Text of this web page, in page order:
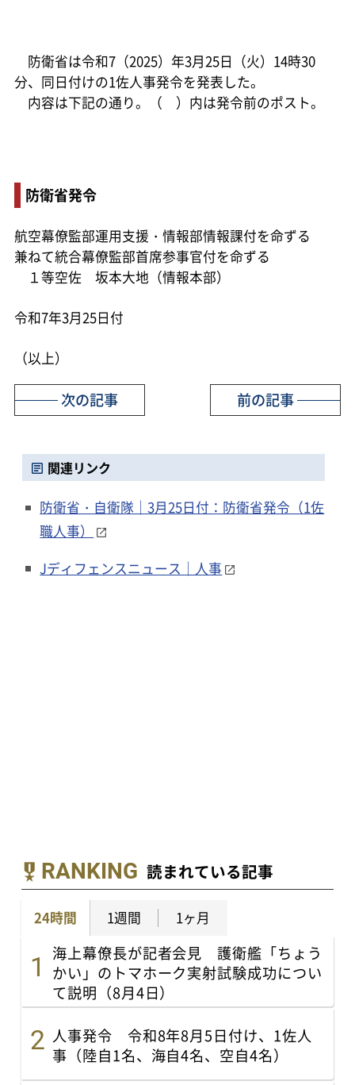
防衛省は令和7（2025）年3月25日（火）14時30
分、同日付けの1佐人事発令を発表した。
内容は下記の通り。（ ）内は発令前のポスト。
防衛省発令
航空幕僚監部運用支援・情報部情報課付を命ずる
兼ねて統合幕僚監部首席参事官付を命ずる
１等空佐 坂本大地（情報本部）
令和7年3月25日付
（以上）
前の記事
次の記事
関連リンク
防衛省・自衛隊｜3月25日付：防衛省発令（1佐
職人事）
Jディフェンスニュース｜人事
RANKING 読まれている記事
24時間 1週間 1ヶ月
海上幕僚長が記者会見 護衛艦「ちょう
かい」のトマホーク実射試験成功につい
て説明（8月4日）
人事発令 令和8年8月5日付け、1佐人
事（陸自1名、海自4名、空自4名）